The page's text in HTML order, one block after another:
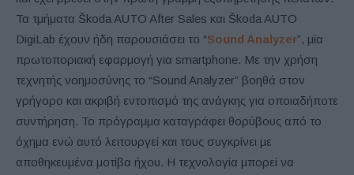
Τα τμήματα Škoda AUTO After Sales και Škoda AUTO
DigiLab έχουν ήδη παρουσιάσει το “Sound Analyzer”, μία
πρωτοποριακή εφαρμογή για smartphone. Με την χρήση
τεχνητής νοημοσύνης το “Sound Analyzer” βοηθά στον
γρήγορο και ακριβή εντοπισμό της ανάγκης για οποιαδήποτε
συντήρηση. Το πρόγραμμα καταγράφει θορύβους από το
όχημα ενώ αυτό λειτουργεί και τους συγκρίνει με
αποθηκευμένα μοτίβα ήχου. Η τεχνολογία μπορεί να